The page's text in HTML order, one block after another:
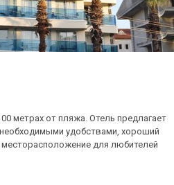
метрах от пляжа. Отель предлагает
удобствами, хороший
для любителей